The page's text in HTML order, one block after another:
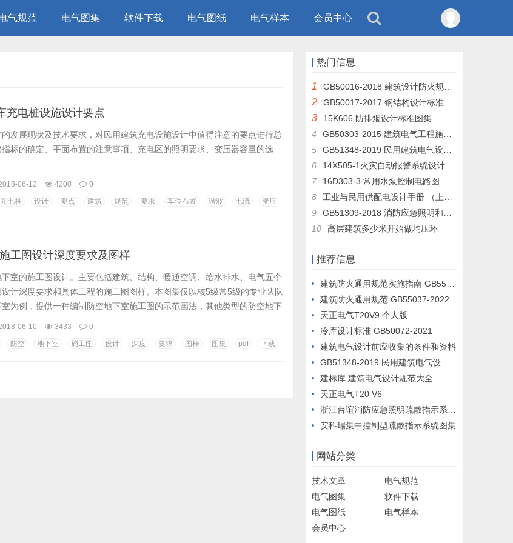
气规范 电气图集 软件下载 电气图纸 电气样本 会员中心
充电桩设施设计要点
发展现状及技术要求，对民用建筑充电设施设计中值得注意的要点进行总
标的确定、平面布置的注意事项、充电区的照明要求、变压器容量的选
06-12 4200
0
充电桩 设计 要点 建筑 规范 要求 车位布置 谐波 电流
变压
工图设计深度要求及图样
室的施工图设计。主要包括建筑、结构、暖通空调、给水排水、电气五个
计深度要求和具体工程的施工图图样。本图集仅以核5级常5级的专业队队
为例，提供一种编制防空地下室施工图的示范画法，其他类型的防空地下
相关的主要施工图。...
06-10 3433
0
防空 地下室 施工图 设计 深度 要求 图样 图集 pdf 下载
热门信息
1 GB50016-2018 建筑设计防火规范 （GB50016-2014修订版）
2 GB50017-2017 钢结构设计标准及条文说明
3
15K606 防排烟设计标准图集
4
GB50303-2015 建筑电气工程施工质量验收规范
5
GB51348-2019 民用建筑电气设计标准
6
14X505-1火灾自动报警系统设计规范图示
7
16D303-3 常用水泵控制电路图
8
工业与民用供配电设计手册 （上册 下层）
9
GB51309-2018 消防应急照明和疏散指示系统技术规范
10
高层建筑多少米开始做均压环
推荐信息
建筑防火通用规范实施指南 GB55037-2022
建筑防火通用规范 GB55037-2022
天正电气T20V9 个人版
冷库设计标准 GB50072-2021
建筑电气设计前应收集的条件和资料
GB51348-2019 民用建筑电气设计标准
建标库 建筑电气设计规范大全
天正电气T20 V6
浙江台谊消防应急照明疏散指示系统设计例图
安科瑞集中控制型疏散指示系统图集
网站分类
技术文章
电气规范
电气图集
软件下载
电气图纸
电气样本
会员中心